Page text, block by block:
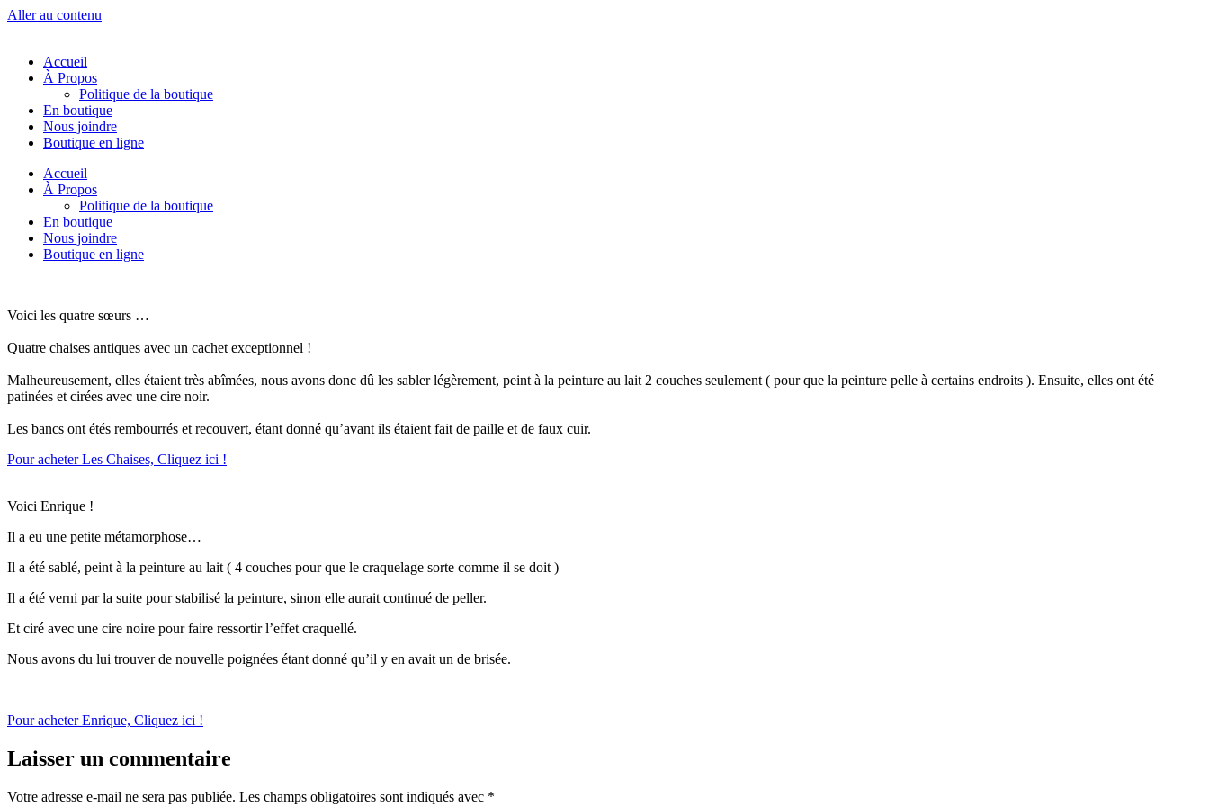
Aller au contenu
Accueil
À Propos
Politique de la boutique
En boutique
Nous joindre
Boutique en ligne
Accueil
À Propos
Politique de la boutique
En boutique
Nous joindre
Boutique en ligne
Voici les quatre sœurs …
Quatre chaises antiques avec un cachet exceptionnel !
Malheureusement, elles étaient très abîmées, nous avons donc dû les sabler légèrement, peint à la peinture au lait 2 couches seulement ( pourque la peinture pelle à certains endroits ). Ensuite, elles ont été
patinées et cirées avec une cire noir.
Les bancs ont étés rembourrés et recouvert, étant donné qu’avant ils étaient fait de paille et de faux cuir.
Pour acheter Les Chaises, Cliquez ici !
Voici Enrique !
Il a eu une petite métamorphose…
Il a été sablé, peint à la peinture au lait ( 4 couches pour que le craquelage sorte comme il se doit )
Il a été verni par la suite pour stabilisé la peinture, sinon elle aurait continué de peller.
Et ciré avec une cire noire pour faire ressortir l’effet craquellé.
Nous avons du lui trouver de nouvelle poignées étant donné qu’il y en avait un de brisée.
Pour acheter Enrique, Cliquez ici !
Laisser un commentaire
Votre adresse e-mail ne sera pas publiée. Les champs obligatoires sont indiqués avec *